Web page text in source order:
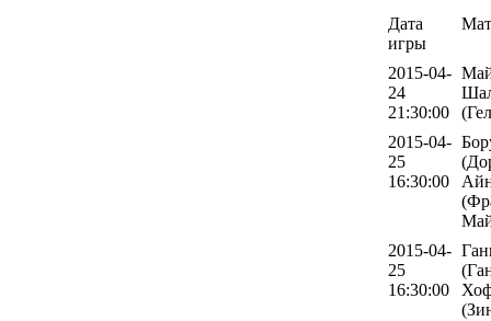
Дата
игры
2015-04-
24
21:30:00
2015-04-
25
16:30:00
2015-04-
25
16:30:00